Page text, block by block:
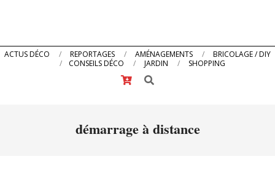
Primary
ACTUS DÉCO REPORTAGES AMÉNAGEMENTS
BRICOLAGE / DIY
CONSEILS DÉCO
JARDIN
SHOPPING
Search
démarrage à distance